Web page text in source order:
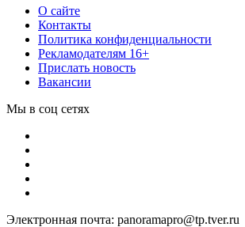
О сайте
Контакты
Политика конфиденциальности
Рекламодателям 16+
Прислать новость
Вакансии
Мы в соц сетях
Электронная почта: panoramapro@tp.tver.ru